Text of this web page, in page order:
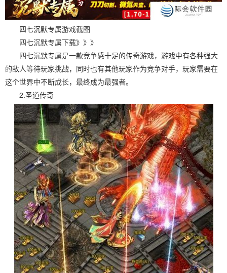
四七沉默专属游戏截图
四七沉默专属下载》》》
四七沉默专属是一款竞争感十足的传奇游戏，游戏中有各种强大
的敌人等待玩家挑战，同时也有其他玩家作为竞争对手，玩家需要在
这个世界中不断成长，最终成为最强者。
2.圣道传奇